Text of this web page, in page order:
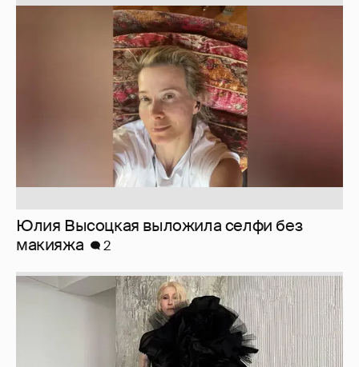
Юлия Высоцкая выложила селфи без
Журналистка Сулим примерила новый